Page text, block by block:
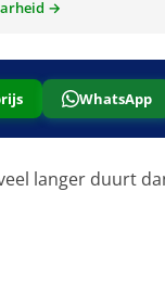
→
WhatsApp
langer duurt